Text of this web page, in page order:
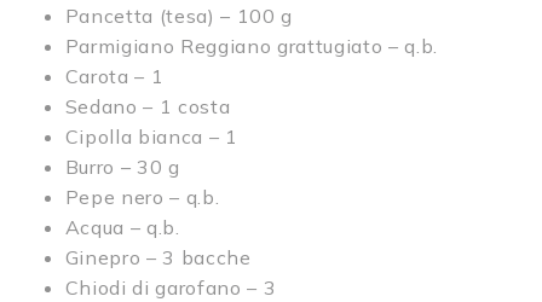
Pancetta (tesa) – 100 g
Parmigiano Reggiano grattugiato – q.b.
Carota – 1
Sedano – 1 costa
Cipolla bianca – 1
Burro – 30 g
Pepe nero – q.b.
Acqua – q.b.
Ginepro – 3 bacche
Chiodi di garofano – 3